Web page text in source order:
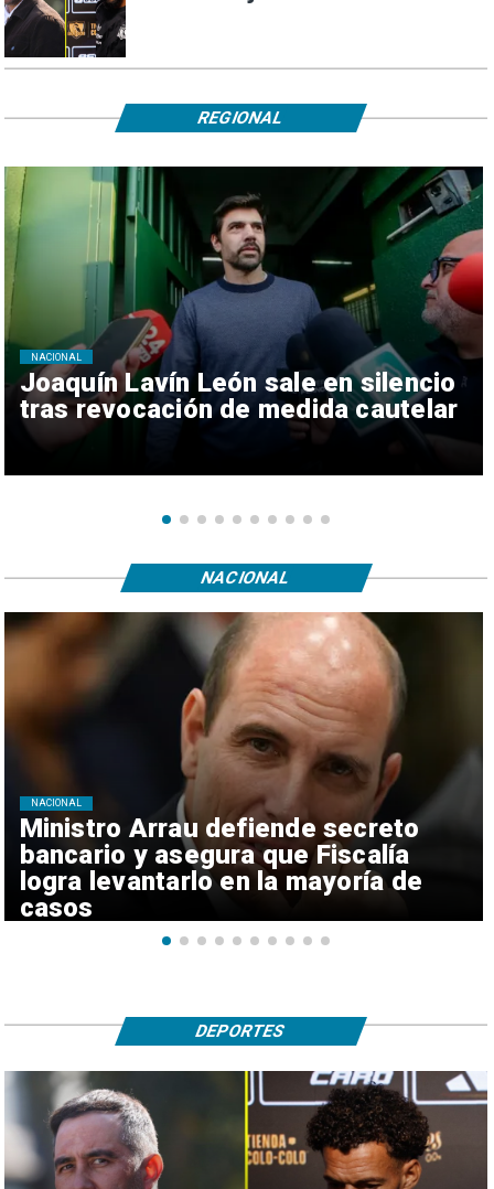
Joaquín Lavín León sale en silencio
tras revocación de medida cautelar
NACIONAL
REGIONAL
Ministro Arrau defiende secreto
bancario y asegura que Fiscalía
logra levantarlo en la mayoría de
casos
NACIONAL
NACIONAL
DEPORTES